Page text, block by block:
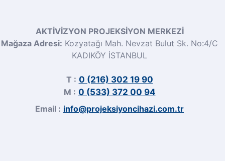
AKTİVİZYON PROJEKSİYON MERKEZİ
Mağaza Adresi: Kozyatağı Mah. Nevzat Bulut Sk. No:4/C
KADIKÖY İSTANBUL
T : 0 (216) 302 19 90
M : 0 (533) 372 00 94
Email : info@projeksiyoncihazi.com.tr